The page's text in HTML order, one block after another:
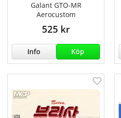
Galant GTO-MR
Aerocustom
525 kr
Info Köp